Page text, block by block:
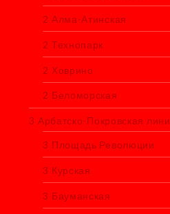
2 Алма-Атинская
2 Технопарк
2 Ховрино
2 Беломорская
3 Арбатско-Покровская
3 Площадь Революции
3 Курская
3 Бауманская